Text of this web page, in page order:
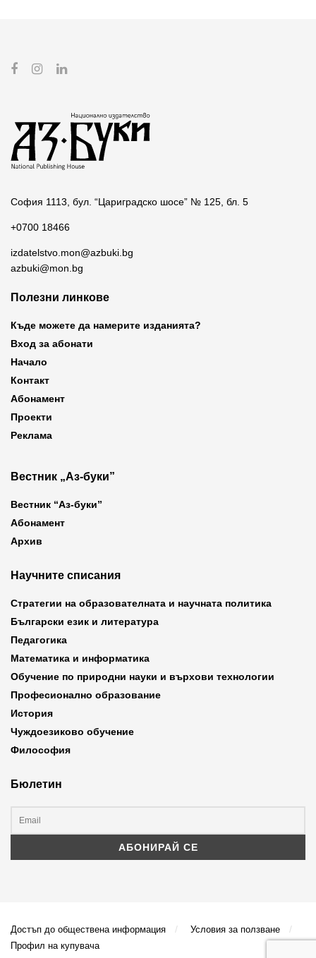
София 1113, бул. “Цариградско шосе” № 125, бл. 5
+0700 18466
izdatelstvo.mon@azbuki.bg
azbuki@mon.bg
Полезни линкове
Къде можете да намерите изданията?
Вход за абонати
Начало
Контакт
Абонамент
Проекти
Реклама
Вестник „Аз-буки”
Вестник “Аз-буки”
Абонамент
Архив
Научните списания
Стратегии на образователната и научната политика
Български език и литература
Педагогика
Математика и информатика
Обучение по природни науки и върхови технологии
Професионално образование
История
Чуждоезиково обучение
Философия
Бюлетин
Достъп до обществена информация
Условия за ползване
Профил на купувача